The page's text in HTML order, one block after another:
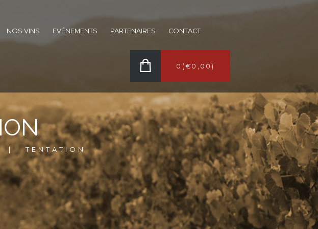
NOS VINS EVÉNEMENTS PARTENAIRES CONTACT
0 (€0,00)
TENTATION